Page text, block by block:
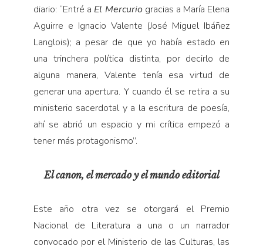
diario: “Entré a El Mercuriogracias a María Elena
Aguirre e Ignacio Valente (José Miguel Ibáñez
Langlois); a pesar de que yo había estado en
una trinchera política distinta, por decirlo de
alguna manera, Valente tenía esa virtud de
generar una apertura. Y cuando él se retira a su
ministerio sacerdotal y a la escritura de poesía,
ahí se abrió un espacio y mi crítica empezó a
tener más protagonismo”.
El canon, el mercado y el mundo editorial
Este año otra vez se otorgará el Premio
Nacional de Literatura a una o un narrador
convocado por el Ministerio de las Culturas, las